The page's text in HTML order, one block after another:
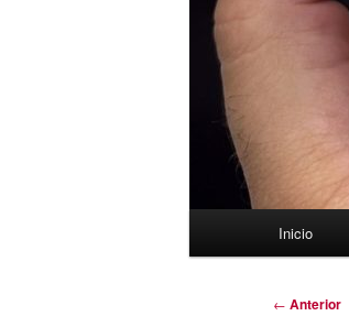
Inicio
Navegación
← Anterior